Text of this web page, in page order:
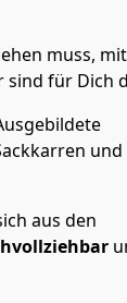
muss, mit
sind für Dich
und
aus den